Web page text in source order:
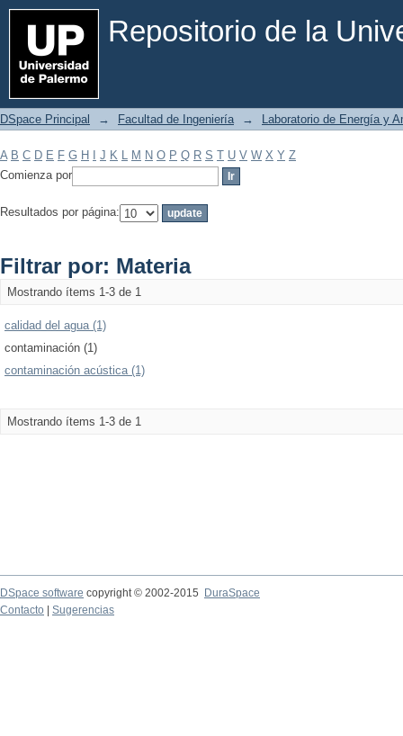
Repositorio de la
Filtrar por: Materia
DSpace Principal → Facultad de Ingeniería → Laboratorio de Energía y
A B C D E F G H J K L M N O P Q R S T U V W X Y Z
Comienza por
Resultados por página:
Filtrar por: Materia
Mostrando ítems 1-3 de 1
calidad del agua (1)
contaminación (1)
contaminación acústica (1)
Mostrando ítems 1-3 de 1
DSpace software copyright © 2002-2015
DuraSpace
Contacto
Sugerencias